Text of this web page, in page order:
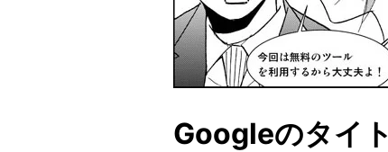
Googleのタイ